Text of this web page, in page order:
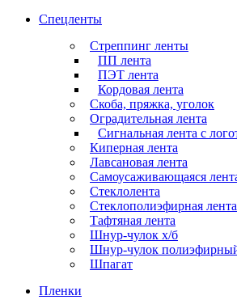
Спецленты
Стреппинг ленты
ПП лента
ПЭТ лента
Кордовая лента
Скоба, пряжка, уголок
Оградительная лента
Сигнальная лента с
Киперная лента
Лавсановая лента
Самоусаживающаяся
Стеклолента
Стеклополиэфирная лента
Тафтяная лента
Шнур-чулок х/б
Шнур-чулок
Шпагат
Пленки